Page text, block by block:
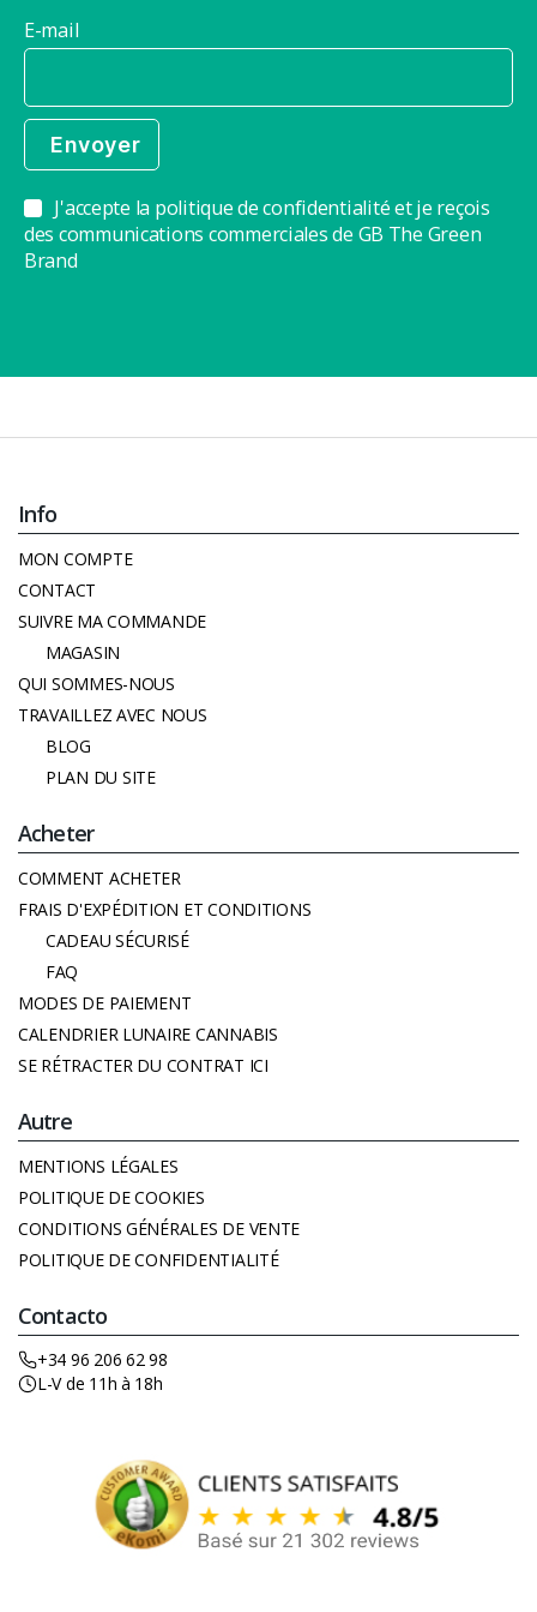
E-mail
J'accepte la politique de confidentialité et je reçois
des communications commerciales de GB The Green
Brand
Info
MON COMPTE
CONTACT
SUIVRE MA COMMANDE
MAGASIN
QUI SOMMES-NOUS
TRAVAILLEZ AVEC NOUS
BLOG
PLAN DU SITE
Acheter
COMMENT ACHETER
FRAIS D'EXPÉDITION ET CONDITIONS
CADEAU SÉCURISÉ
FAQ
MODES DE PAIEMENT
CALENDRIER LUNAIRE CANNABIS
SE RÉTRACTER DU CONTRAT ICI
Autre
MENTIONS LÉGALES
POLITIQUE DE COOKIES
CONDITIONS GÉNÉRALES DE VENTE
POLITIQUE DE CONFIDENTIALITÉ
Contacto
+34 96 206 62 98
L-V de 11h à 18h